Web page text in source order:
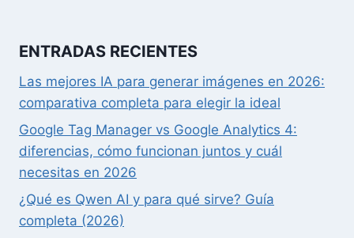
ENTRADAS RECIENTES
Las mejores IA para generar imágenes en 2026:
comparativa completa para elegir la ideal
Google Tag Manager vs Google Analytics 4:
diferencias, cómo funcionan juntos y cuál
necesitas en 2026
¿Qué es Qwen AI y para qué sirve? Guía
completa (2026)